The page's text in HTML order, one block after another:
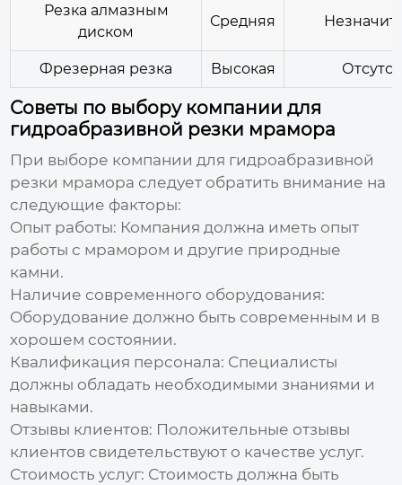
Резка алмазным
диском
Средняя
Фрезерная резка Высокая
Советы по выбору компании для
гидроабразивной резки мрамора
При выборе компании для гидроабразивной
резки мрамора следует обратить внимание на
следующие факторы:
Опыт работы: Компания должна иметь опыт
работы с мрамором и другие природные
камни.
Наличие современного оборудования:
Оборудование должно быть современным и в
хорошем состоянии.
Квалификация персонала: Специалисты
должны обладать необходимыми знаниями и
навыками.
Отзывы клиентов: Положительные отзывы
клиентов свидетельствуют о качестве услуг.
Стоимость услуг: Стоимость должна быть